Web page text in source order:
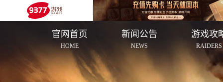
官网首页
HOME
新闻公告
NEWS
游戏攻
RAIDERS